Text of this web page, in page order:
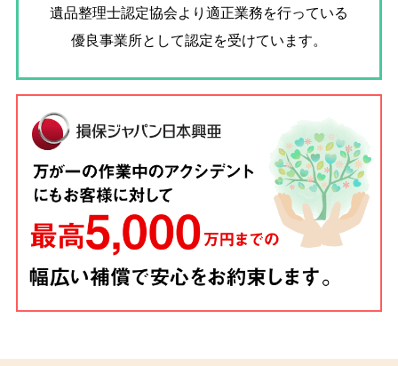
遺品整理士認定協会より適正業務を行っている
優良事業所として認定を受けています。